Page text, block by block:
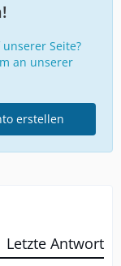
Seite?
an unserer
erstellen
Letzte Antwort